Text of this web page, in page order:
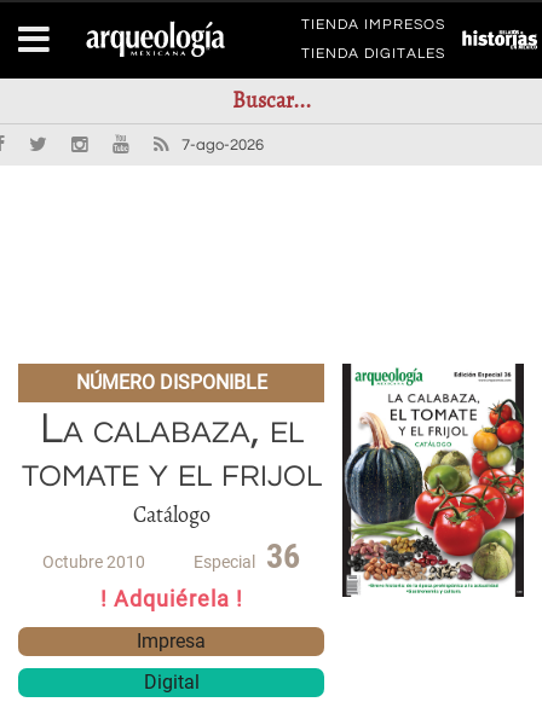
TIENDA IMPRESOS
TIENDA DIGITALES
7-ago-2026
NÚMERO DISPONIBLE
La calabaza, el
tomate y el frijol
Catálogo
Octubre 2010 Especial 36
! Adquiérela !
Impresa
Digital